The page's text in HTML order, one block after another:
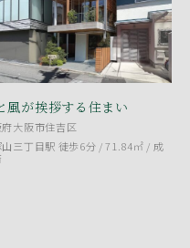
風が挨拶する住まい
府大阪市住吉区
山三丁目駅 徒歩6分 / 71.84㎡ / 成